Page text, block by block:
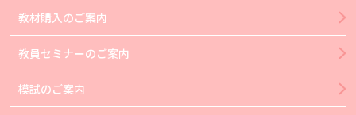
教材購入のご案内
教員セミナーのご案内
模試のご案内